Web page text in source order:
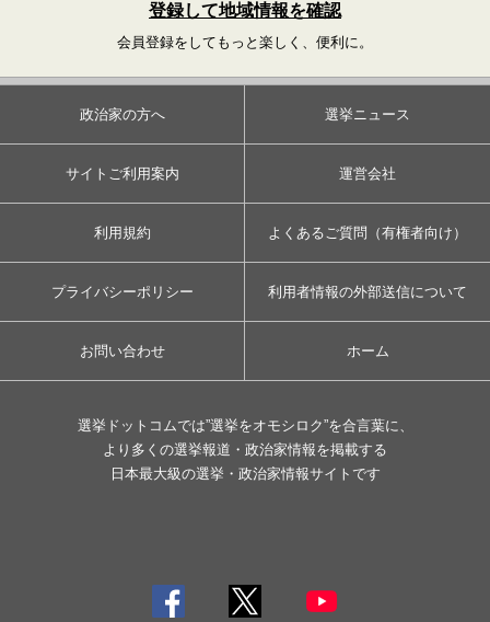
登録して地域情報を確認
会員登録をしてもっと楽しく、便利に。
政治家の方へ 選挙ニュース
サイトご利用案内 運営会社
利用規約 よくあるご質問（有権者向け）
プライバシーポリシー 利用者情報の外部送信について
お問い合わせ ホーム
選挙ドットコムでは”選挙をオモシロク”を合言葉に、
より多くの選挙報道・政治家情報を掲載する
日本最大級の選挙・政治家情報サイトです